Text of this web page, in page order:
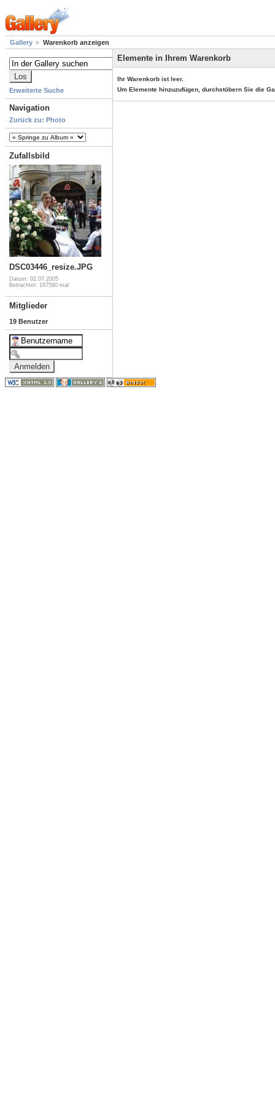
Gallery Warenkorb anzeigen
Erweiterte Suche
Navigation
Zurück zu: Photo
Zufallsbild
DSC03446_resize.JPG
Datum: 02.07.2005
Betrachtet: 167590 mal
Mitglieder
19 Benutzer
Elemente in Ihrem Warenkorb
Ihr Warenkorb ist leer.
Um Elemente hinzuzufügen, durchstöbern Sie die